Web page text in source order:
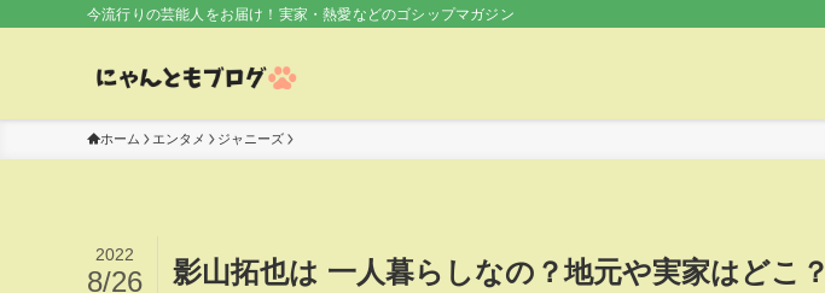
今流行りの芸能人をお届け！実家・熱愛などのゴシップマガジン
ホーム エンタメ ジャニーズ
影山拓也は 一人暮らしなの？地元や実家はどこ？
2022
8/26